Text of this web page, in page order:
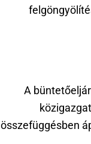
A
összefüggésben